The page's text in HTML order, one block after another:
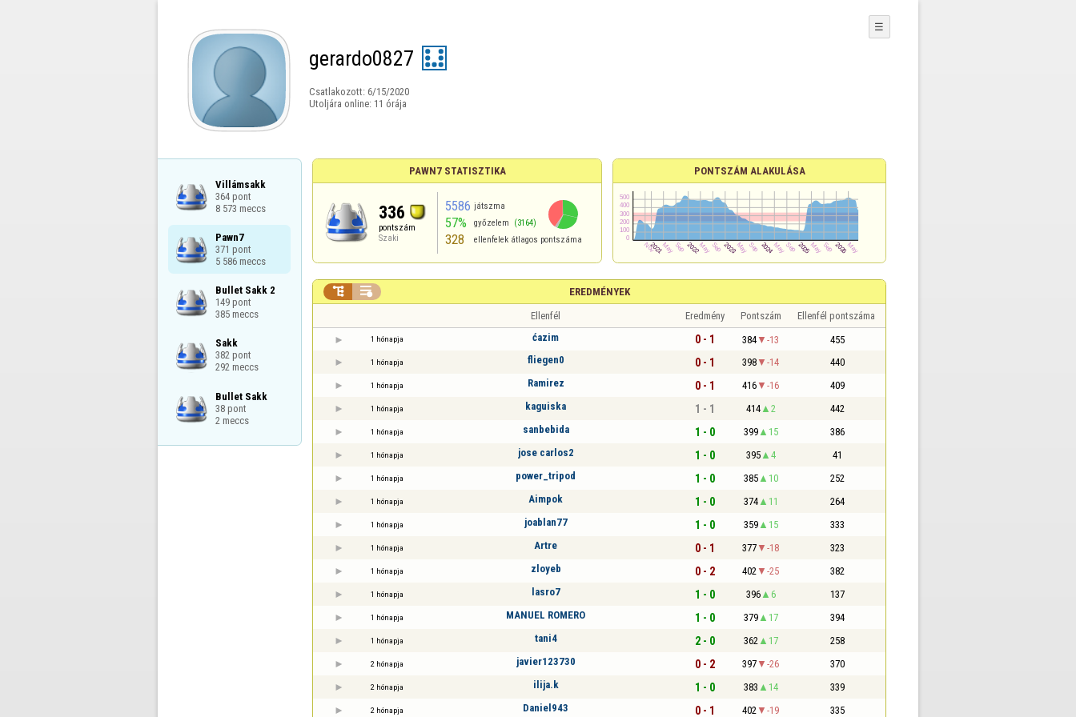
gerardo0827
Csatlakozott: 6/15/2020
Utoljára online: 11 órája
☰
Villámsakk
364 pont
8 573 meccs
Pawn7
371 pont
5 586 meccs
Bullet Sakk 2
149 pont
385 meccs
Sakk
382 pont
292 meccs
Bullet Sakk
38 pont
2 meccs
PAWN7 STATISZTIKA
336
pontszám
Szaki
5586 játszma
57% győzelem (3164)
328 ellenfelek átlagos pontszáma
PONTSZÁM ALAKULÁSA
EREDMÉNYEK
 
Ellenfél Eredmény Pontszám Ellenfél pontszáma
1 hónapja ćazim 0 - 1 384 -13 455
1 hónapja fliegen0 0 - 1 398 -14 440
1 hónapja Ramirez 0 - 1 416 -16 409
1 hónapja kaguiska 1 - 1 414 2 442
1 hónapja sanbebida 1 - 0 399 15 386
1 hónapja jose carlos2 1 - 0 395 4 41
1 hónapja power_tripod 1 - 0 385 10 252
1 hónapja Aimpok 1 - 0 374 11 264
1 hónapja joablan77 1 - 0 359 15 333
1 hónapja Artre 0 - 1 377 -18 323
1 hónapja zloyeb 0 - 2 402 -25 382
1 hónapja lasro7 1 - 0 396 6 137
1 hónapja MANUEL ROMERO 1 - 0 379 17 394
1 hónapja tani4 2 - 0 362 17 258
2 hónapja javier123730 0 - 2 397 -26 370
2 hónapja ilija.k 1 - 0 383 14 339
2 hónapja Daniel943 0 - 1 402 -19 335